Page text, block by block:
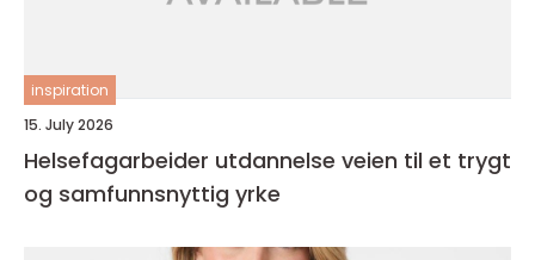
inspiration
15. July 2026
Helsefagarbeider utdannelse veien til et trygt
og samfunnsnyttig yrke